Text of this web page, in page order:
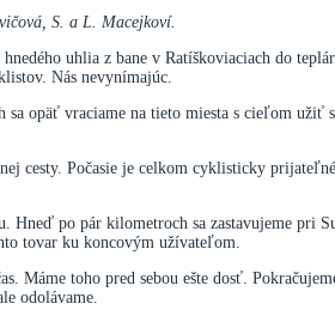
S. a L. Macejkoví.
uhlia z bane v Ratíškoviaciach do
Nás nevynímajúc.
opäť vraciame na tieto miesta s cieľom
cesty. Počasie je celkom cyklisticky
Hneď po pár kilometroch sa zastavujeme
tovar ku koncovým užívateľom.
Máme toho pred sebou ešte dosť.
odolávame.